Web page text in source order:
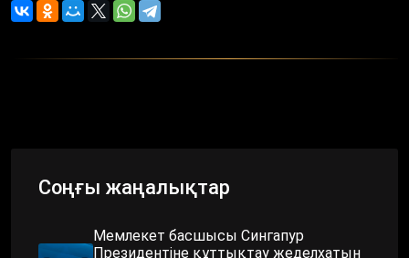
Соңғы жаңалықтар
Мемлекет басшысы Сингапур
Президентіне құттықтау жеделхатын